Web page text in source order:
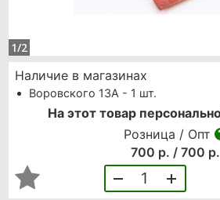
1/2
Наличие в магазинах
Воровского 13А - 1 шт.
На этот товар
Розница / Опт
700 р. / 700 р.
1